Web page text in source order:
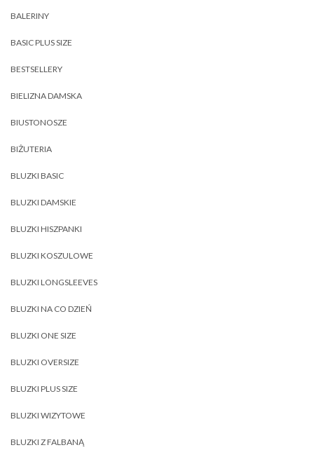
BALERINY
BASIC PLUS SIZE
BESTSELLERY
BIELIZNA DAMSKA
BIUSTONOSZE
BIŻUTERIA
BLUZKI BASIC
BLUZKI DAMSKIE
BLUZKI HISZPANKI
BLUZKI KOSZULOWE
BLUZKI LONGSLEEVES
BLUZKI NA CO DZIEŃ
BLUZKI ONE SIZE
BLUZKI OVERSIZE
BLUZKI PLUS SIZE
BLUZKI WIZYTOWE
BLUZKI Z FALBANĄ